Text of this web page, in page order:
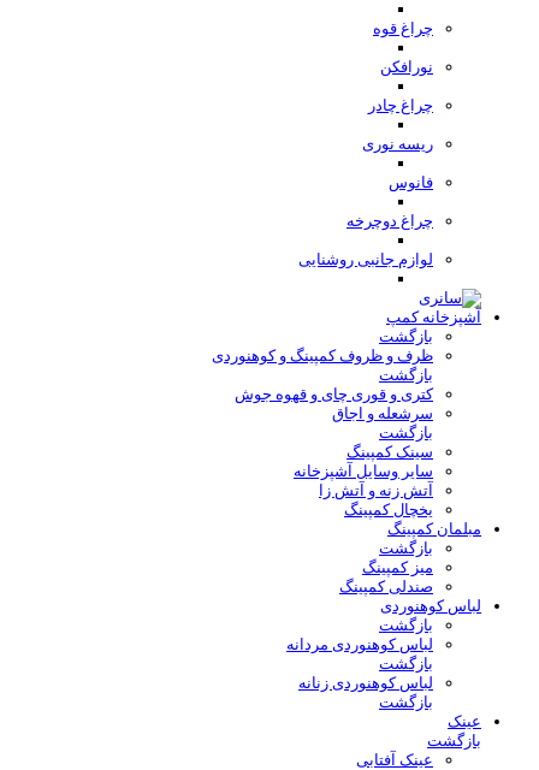
چراغ قوه
نورافکن
چراغ چادر
ریسه نوری
فانوس
چراغ دوچرخه
لوازم جانبی روشنایی
آشپزخانه کمپ
بازگشت
ظرف و ظروف کمپینگ و کوهنوردی
بازگشت
کتری و قوری چای و قهوه جوش
سرشعله و اجاق
بازگشت
سینک کمپینگ
سایر وسایل آشپزخانه
آتش زنه و آتش زا
یخچال کمپینگ
مبلمان کمپینگ
بازگشت
میز کمپینگ
صندلی کمپینگ
لباس کوهنوردی
بازگشت
لباس کوهنوردی مردانه
بازگشت
لباس کوهنوردی زنانه
بازگشت
عینک
بازگشت
عینک آفتابی